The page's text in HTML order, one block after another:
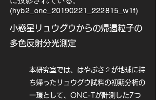
した (Sugita et al., 2019; Cho et
ONC-Tによって得られた表層の反射
関係が明らかになりました。例えば、
全球の反射スペクトルから、リュウグ
ウの起源となる小惑星の族はポラナあ
(hyb2_onc_20190221_222815_w1f)
小惑星リュウグウからの帰還粒子の
多色反射分光測定
本研究室では、はやぶさ２が地球に持
ち帰ったリュウグウ試料の初期分析の
一環として、ONC-Tが計測した7つ